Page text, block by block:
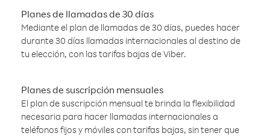
Planes de llamadas de 30 días
Mediante el plan de llamadas de 30 días, puedes hacer
durante 30 días llamadas internacionales al destino de
tu elección, con las tarifas bajas de Viber.
Planes de suscripción mensuales
El plan de suscripción mensual te brinda la flexibilidad
necesaria para hacer llamadas internacionales a
teléfonos fijos y móviles con tarifas bajas, sin tener que